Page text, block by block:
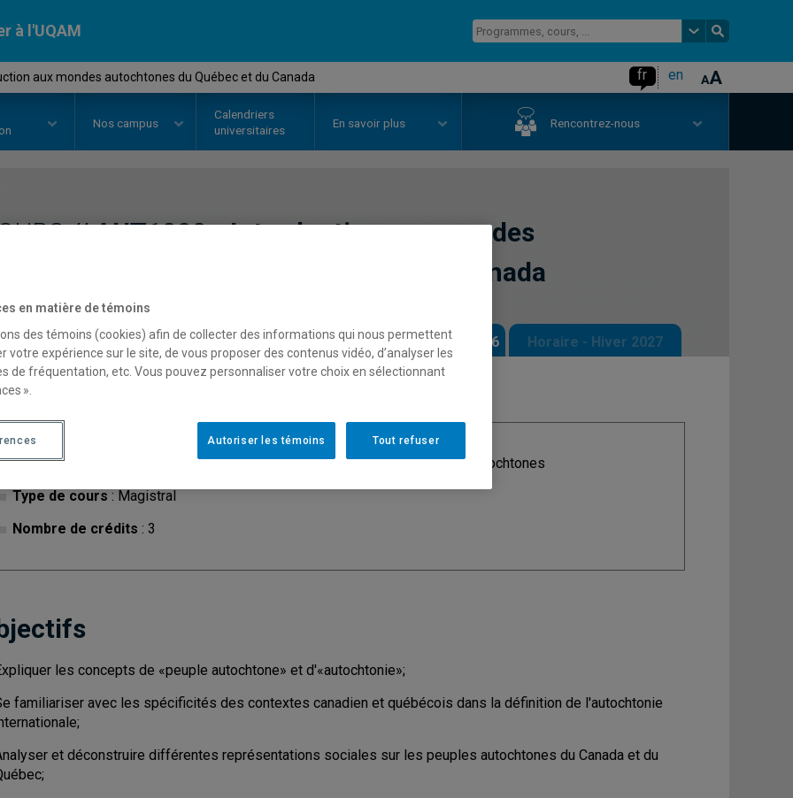
à l'UQAM
aux mondes autochtones du Québec et du Canada fr en
Nos campus
Calendriers
universitaires
En savoir plus Rencontrez-nous
// AUT1000-Introduction aux mondes
autochtones du Québec et du Canada
Description Horaire - Été 2026 Horaire - Automne 2026 Horaire - Hiver 2027
Cycle: 1
Type de cours : Magistral
Nombre de crédits : 3
Discipline: Études autochtones
les concepts de «peuple autochtone» et d'«autochtonie»;
familiariser avec les spécificités des contextes canadien et québécois dans la définition de l'autochtonie
et déconstruire différentes représentations sociales sur les peuples autochtones du Canada et du
en matière de témoins
des témoins (cookies) afin de collecter des informations qui nous permettent
votre expérience sur le site, de vous proposer des contenus vidéo, d’analyser les
de fréquentation, etc. Vous pouvez personnaliser votre choix en sélectionnant
».
Tout refuser
Autoriser les témoins